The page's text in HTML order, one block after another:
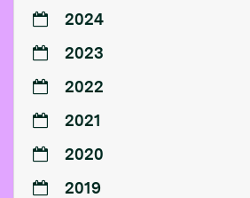
2024
2023
2022
2021
2020
2019